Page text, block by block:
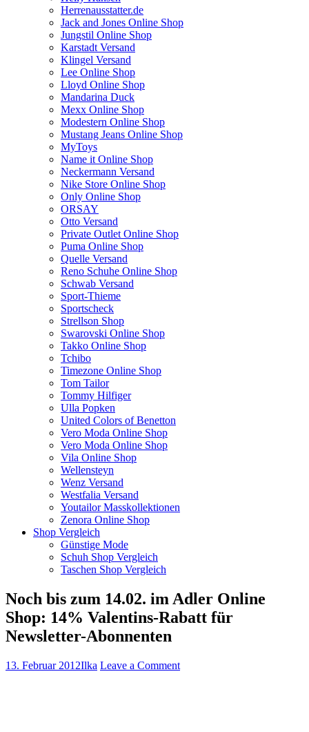
Herrenausstatter.de
Jack and Jones Online Shop
Jungstil Online Shop
Karstadt Versand
Klingel Versand
Lee Online Shop
Lloyd Online Shop
Mandarina Duck
Mexx Online Shop
Modestern Online Shop
Mustang Jeans Online Shop
MyToys
Name it Online Shop
Neckermann Versand
Nike Store Online Shop
Only Online Shop
ORSAY
Otto Versand
Private Outlet Online Shop
Puma Online Shop
Quelle Versand
Reno Schuhe Online Shop
Schwab Versand
Sport-Thieme
Sportscheck
Strellson Shop
Swarovski Online Shop
Takko Online Shop
Tchibo
Timezone Online Shop
Tom Tailor
Tommy Hilfiger
Ulla Popken
United Colors of Benetton
Vero Moda Online Shop
Vero Moda Online Shop
Vila Online Shop
Wellensteyn
Wenz Versand
Westfalia Versand
Youtailor Masskollektionen
Zenora Online Shop
Shop Vergleich
Günstige Mode
Schuh Shop Vergleich
Taschen Shop Vergleich
Noch bis zum 14.02. im Adler Online
Shop: 14% Valentins-Rabatt für
Newsletter-Abonnenten
13. Februar 2012Ilka Leave a Comment